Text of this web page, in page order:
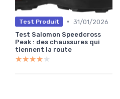
Test Produit • 31/01/2026
Test Salomon Speedcross
Peak : des chaussures qui
tiennent la route
★★★★★
★★★★★